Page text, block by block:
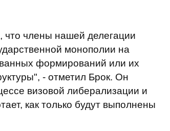
что члены нашей делегации
монополии на
формирований или их
- отметил Брок. Он
визовой либерализации и
как только будут выполнены